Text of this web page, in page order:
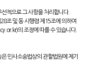
적으로 그 사항을 처리합니다.
조 및 동 시행령 제15조에 의하여
의 조정에 따를 수 있습니다.
민사소송법상의 관할법원에 제기